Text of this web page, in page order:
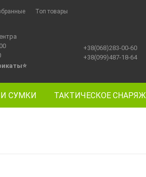
Топ товары
⭐
+38(068)283-00-60
+38(099)487-18-64
СУМКИ ТАКТИЧЕСКОЕ